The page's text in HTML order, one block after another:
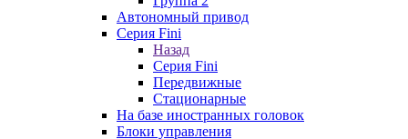
Автономный привод
Серия Fini
Назад
Серия Fini
Передвижные
Стационарные
На базе иностранных головок
Блоки управления